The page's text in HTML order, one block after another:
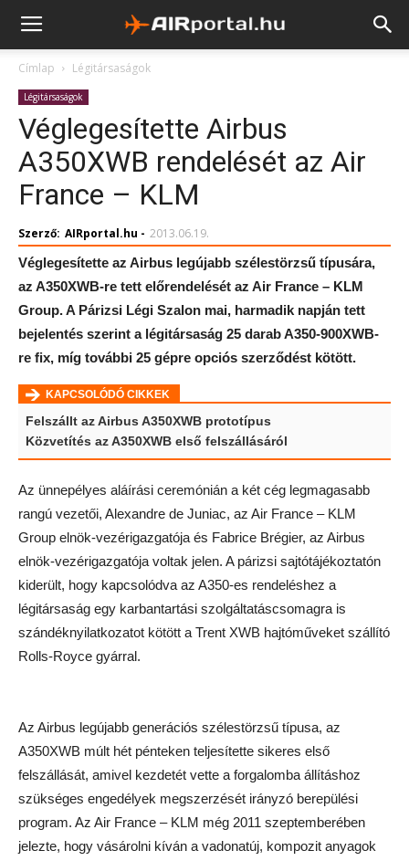
Címlap Légitársaságok
Légitársaságok
Véglegesítette Airbus
A350XWB rendelését az Air
France – KLM
Szerző: AIRportal.hu - 2013.06.19.
Véglegesítette az Airbus legújabb szélestörzsű típusára,
az A350XWB-re tett előrendelését az Air France – KLM
Group. A Párizsi Légi Szalon mai, harmadik napján tett
bejelentés szerint a légitársaság 25 darab A350-900XWB-
re fix, míg további 25 gépre opciós szerződést kötött.
KAPCSOLÓDÓ CIKKEK
Felszállt az Airbus A350XWB prototípus
Közvetítés az A350XWB első felszállásáról
Az ünnepélyes aláírási ceremónián a két cég legmagasabb
rangú vezetői, Alexandre de Juniac, az Air France – KLM
Group elnök-vezérigazgatója és Fabrice Brégier, az Airbus
elnök-vezérigazgatója voltak jelen. A párizsi sajtótájékoztatón
kiderült, hogy kapcsolódva az A350-es rendeléshez a
légitársaság egy karbantartási szolgáltatáscsomagra is
szándéknyilatkozatot kötött a Trent XWB hajtóműveket szállító
Rolls-Royce gyárral.
Az Airbus legújabb generációs szélestörzsű típusa, az
A350XWB múlt hét pénteken teljesítette sikeres első
felszállását, amivel kezdetét vette a forgalomba állításhoz
szükséges engedélyek megszerzését irányzó berepülési
program. Az Air France – KLM még 2011 szeptemberében
jelezte, hogy vásárolni kíván a vadonatúj, kompozit anyagok